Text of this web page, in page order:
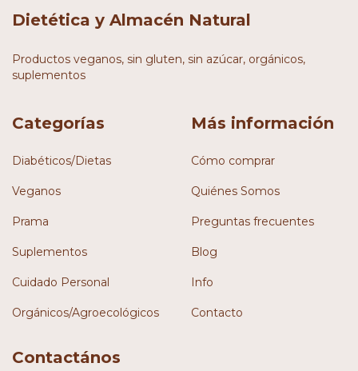
Dietética y Almacén Natural
Productos veganos, sin gluten, sin azúcar, orgánicos,
suplementos
Categorías
Diabéticos/Dietas
Veganos
Prama
Suplementos
Cuidado Personal
Orgánicos/Agroecológicos
Más información
Cómo comprar
Quiénes Somos
Preguntas frecuentes
Blog
Info
Contacto
Contactános